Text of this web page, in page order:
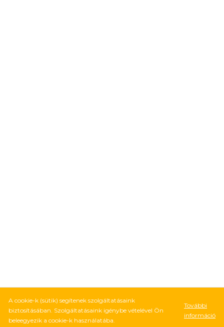
A cookie-k (sütik) segítenek szolgáltatásaink
biztosításában. Szolgáltatásaink igénybe vételével Ön
beleegyezik a cookie-k használatába.
További
információ